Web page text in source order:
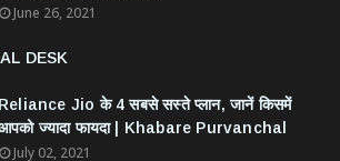
June 26, 2021
DESK
Reliance Jio के 4 सबसे सस्ते प्लान, जानें किसमें
ज्यादा फायदा | Khabare Purvanchal
July 02, 2021